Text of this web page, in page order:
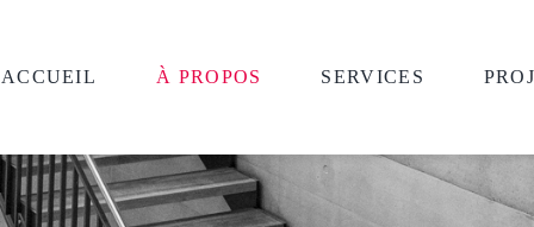
ACCUEIL À PROPOS SERVICES